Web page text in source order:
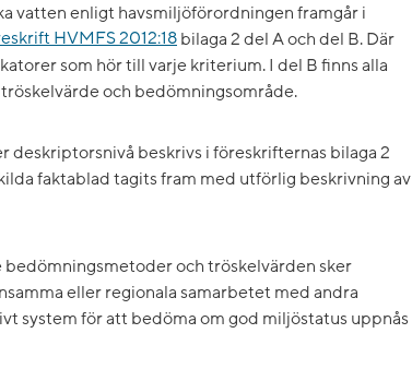
vatten enligt havsmiljöförordningen framgår i
HVMFS 2012:18 bilaga 2 del A och del B. Där
som hör till varje kriterium. I del B finns alla
och bedömningsområde.
deskriptorsnivå beskrivs i föreskrifternas bilaga 2
faktablad tagits fram med utförlig beskrivning av
och tröskelvärden sker
eller regionala samarbetet med andra
system för att bedöma om god miljöstatus uppnås